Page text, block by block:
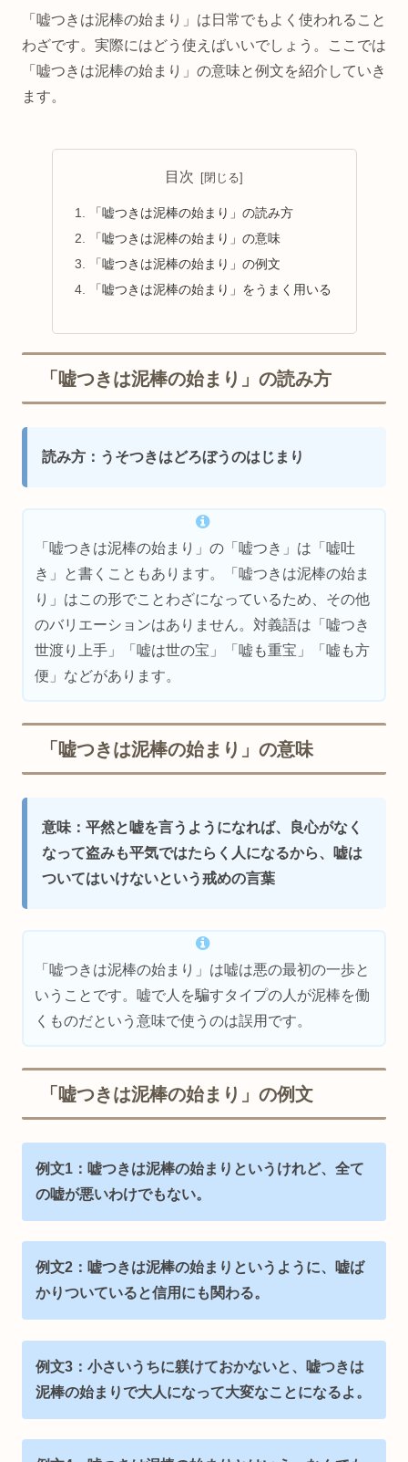
「嘘つきは泥棒の始まり」は日常でもよく使われること
わざです。実際にはどう使えばいいでしょう。ここでは
「嘘つきは泥棒の始まり」の意味と例文を紹介していき
ます。
目次
「嘘つきは泥棒の始まり」の読み方
「嘘つきは泥棒の始まり」の意味
「嘘つきは泥棒の始まり」の例文
「嘘つきは泥棒の始まり」をうまく用いる
「嘘つきは泥棒の始まり」の読み方
読み方：うそつきはどろぼうのはじまり
「嘘つきは泥棒の始まり」の「嘘つき」は「嘘吐
き」と書くこともあります。「嘘つきは泥棒の始ま
り」はこの形でことわざになっているため、その他
のバリエーションはありません。対義語は「嘘つき
世渡り上手」「嘘は世の宝」「嘘も重宝」「嘘も方
便」などがあります。
「嘘つきは泥棒の始まり」の意味
意味：平然と嘘を言うようになれば、良心がなく
なって盗みも平気ではたらく人になるから、嘘は
ついてはいけないという戒めの言葉
「嘘つきは泥棒の始まり」は嘘は悪の最初の一歩と
いうことです。嘘で人を騙すタイプの人が泥棒を働
くものだという意味で使うのは誤用です。
「嘘つきは泥棒の始まり」の例文
例文1：嘘つきは泥棒の始まりというけれど、全て
の嘘が悪いわけでもない。
例文2：嘘つきは泥棒の始まりというように、嘘ば
かりついていると信用にも関わる。
例文3：小さいうちに躾けておかないと、嘘つきは
泥棒の始まりで大人になって大変なことになるよ。